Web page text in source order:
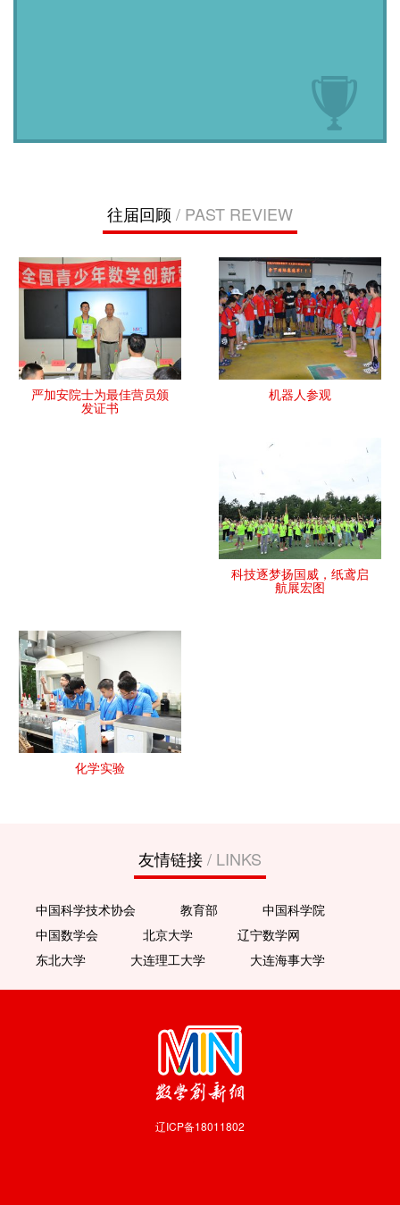
往届回顾 / PAST REVIEW
严加安院士为最佳营员颁
发证书
机器人参观
科技逐梦扬国威，纸鸢启
航展宏图
化学实验
友情链接/ LINKS
中国科学技术协会 教育部
中国科学院
中国数学会
北京大学
辽宁数学网
东北大学
大连理工大学 大连海事大学
辽ICP备18011802